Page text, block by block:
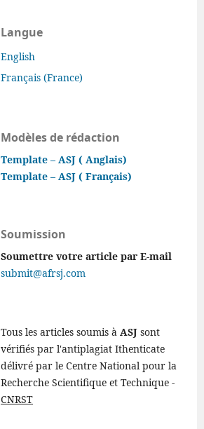
Langue
English
Français (France)
Modèles de rédaction
Template – ASJ ( Anglais)
Template – ASJ ( Français)
Soumission
Soumettre votre article par E-mail
submit@afrsj.com
Tous les articles soumis à ASJ sont
vérifiés par l'antiplagiat Ithenticate
délivré par le Centre National pour la
Recherche Scientifique et Technique -
CNRST